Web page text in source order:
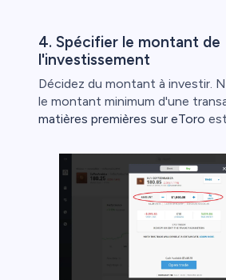
4. Spécifier le montant de
l'investissement
Décidez du montant à investir.
le montant minimum d'une
matières premières sur eToro